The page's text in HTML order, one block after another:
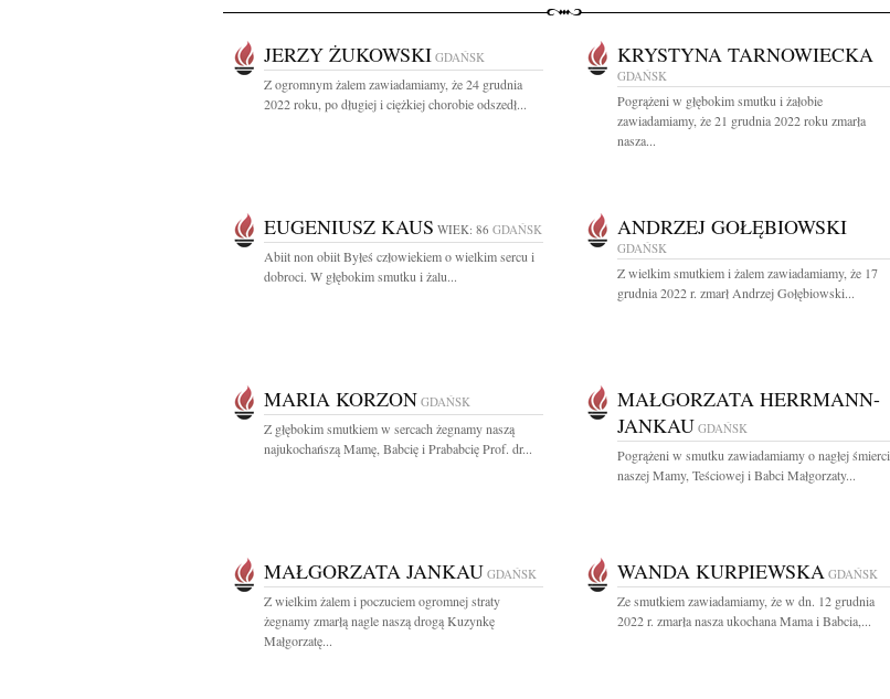
JERZY ŻUKOWSKI GDAŃSK
Z ogromnym żalem zawiadamiamy, że 24 grudnia
2022 roku, po długiej i ciężkiej chorobie odszedł...
KRYSTYNA TARNOWIECKA
GDAŃSK
Pogrążeni w głębokim smutku i żałobie
zawiadamiamy, że 21 grudnia 2022 roku zmarła
nasza...
EUGENIUSZ KAUS WIEK: 86 GDAŃSK
Abiit non obiit Byłeś człowiekiem o wielkim sercu i
dobroci. W głębokim smutku i żalu...
ANDRZEJ GOŁĘBIOWSKI
GDAŃSK
Z wielkim smutkiem i żalem zawiadamiamy, że 17
grudnia 2022 r. zmarł Andrzej Gołębiowski...
MARIA KORZON GDAŃSK
Z głębokim smutkiem w sercach żegnamy naszą
najukochańszą Mamę, Babcię i Prababcię Prof. dr...
MAŁGORZATA HERRMANN-
JANKAU GDAŃSK
Pogrążeni w smutku zawiadamiamy o nagłej śmierci
naszej Mamy, Teściowej i Babci Małgorzaty...
MAŁGORZATA JANKAU GDAŃSK
Z wielkim żalem i poczuciem ogromnej straty
żegnamy zmarłą nagle naszą drogą Kuzynkę
Małgorzatę...
WANDA KURPIEWSKA GDAŃSK
Ze smutkiem zawiadamiamy, że w dn. 12 grudnia
2022 r. zmarła nasza ukochana Mama i Babcia,...